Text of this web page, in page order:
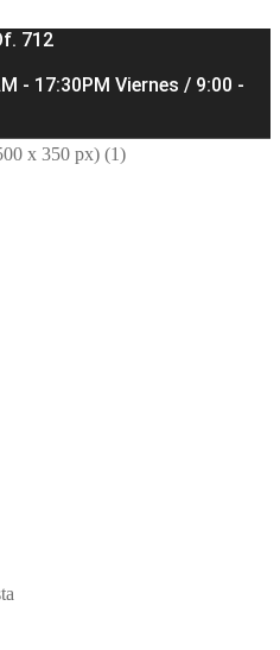
712
- 17:30PM Viernes / 9:00 -